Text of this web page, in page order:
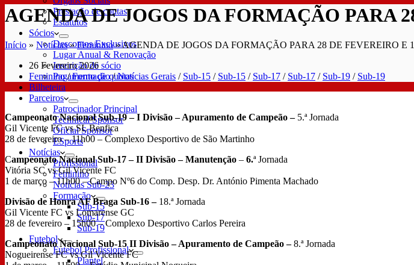
Prestação de contas
Estatutos
Sócios
Descontos Exclusivos
Lugar Anual & Renovação
Inscrição de sócio
Pagamento de quotas
Bilheteira
Parceiros
Patrocinador Principal
Technical Sponsor
Oficial Sponsor
ESports
Notícias
Profissional
Feminino
Notícias Sub-23
Formação
Sub-15
Sub-17
Sub-19
Futebol
Futebol Profissional
Plantel
AGENDA DE JOGOS DA FORMAÇÃO PARA
Início » Notícias»Feminino»AGENDA DE JOGOS DA FORMAÇÃO PARA 28 DE FEVEREIRO E
26 Fevereiro 2026
Feminino/Formação/Notícias Gerais / Sub-15 / Sub-15 / Sub-17 / Sub-17 / Sub-19 / Sub-19
Campeonato Nacional Sub-19 – I Divisão – Apuramento de Campeão – 5.ª Jornada
Gil Vicente FC vs SL Benfica
28 de fevereiro – 11h00 – Complexo Desportivo de São Martinho
Campeonato Nacional Sub-17 – II Divisão – Manutenção – 6.ª Jornada
Vitória SC vs Gil Vicente FC
1 de março – 11h00 – Campo Nº6 do Comp. Desp. Dr. António Pimenta Machado
Divisão de Honra AF Braga Sub-16 – 18.ª Jornada
Gil Vicente FC vs Lomarense GC
28 de fevereiro – 15h00 – Complexo Desportivo Carlos Pereira
Campeonato Nacional Sub-15 II Divisão – Apuramento de Campeão –8.ª Jornada
Nogueirense FC vs Gil Vicente FC